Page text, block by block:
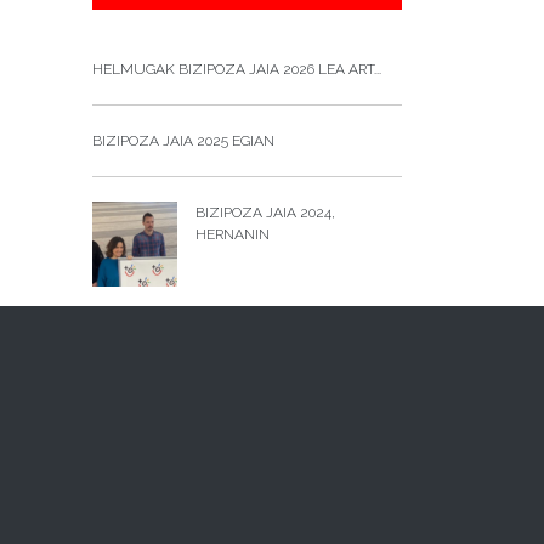
HELMUGAK BIZIPOZA JAIA 2026 LEA ART...
BIZIPOZA JAIA 2025 EGIAN
BIZIPOZA JAIA 2024,
HERNANIN